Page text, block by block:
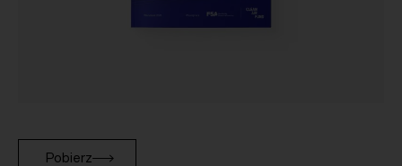
Pobierz